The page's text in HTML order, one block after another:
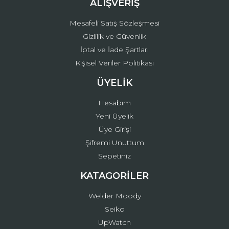
ALIŞVERİŞ
Mesafeli Satış Sözleşmesi
Gizlilik ve Güvenlik
İptal ve İade Şartları
Kişisel Veriler Politikası
ÜYELİK
Hesabım
Yeni Üyelik
Üye Girişi
Şifremi Unuttum
Sepetiniz
KATAGORİLER
Welder Moody
Seiko
UpWatch